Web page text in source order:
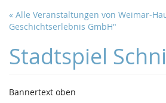
Zum
Haupt-
springen
« Alle Veranstaltungen von Weimar-
Geschichtserlebnis GmbH"
Stadtspiel
Bannertext oben